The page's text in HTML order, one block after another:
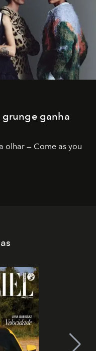
ganha
olhar — Come as you